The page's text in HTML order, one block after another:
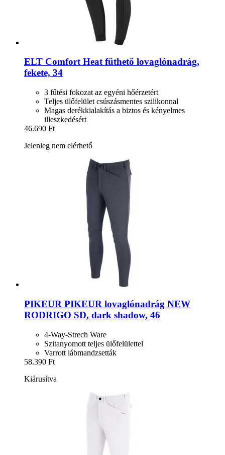
ELT Comfort Heat fűthető lovaglónadrág,
fekete, 34
3 fűtési fokozat az egyéni hőérzetért
Teljes ülőfelület csúszásmentes szilikonnal
Magas derékkialakítás a biztos és kényelmes
illeszkedésért
46.690 Ft
Jelenleg nem elérhető
PIKEUR PIKEUR lovaglónadrág NEW
RODRIGO SD, dark shadow, 46
4-Way-Strech Ware
Szitanyomott teljes ülőfelülettel
Varrott lábmandzsetták
58.390 Ft
Kiárusítva